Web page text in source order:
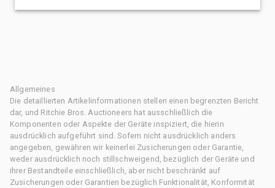
Allgemeines
Die detaillierten Artikelinformationen stellen einen begrenzten Bericht
dar, und Ritchie Bros. Auctioneers hat ausschließlich die
Komponenten oder Aspekte der Geräte inspiziert, die hierin
ausdrücklich aufgeführt sind. Sofern nicht ausdrücklich anders
angegeben, gewähren wir keinerlei Zusicherungen oder Garantie,
weder ausdrücklich noch stillschweigend, bezüglich der Geräte und
ihrer Bestandteile einschließlich, aber nicht beschränkt auf
Zusicherungen oder Garantien bezüglich Funktionalität, Konformität